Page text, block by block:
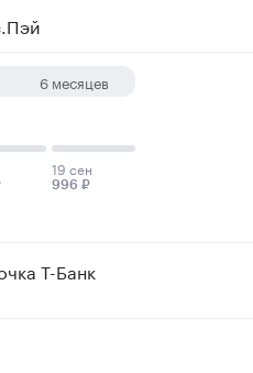
6 месяцев
19 сен
996 ₽
Т-Банк